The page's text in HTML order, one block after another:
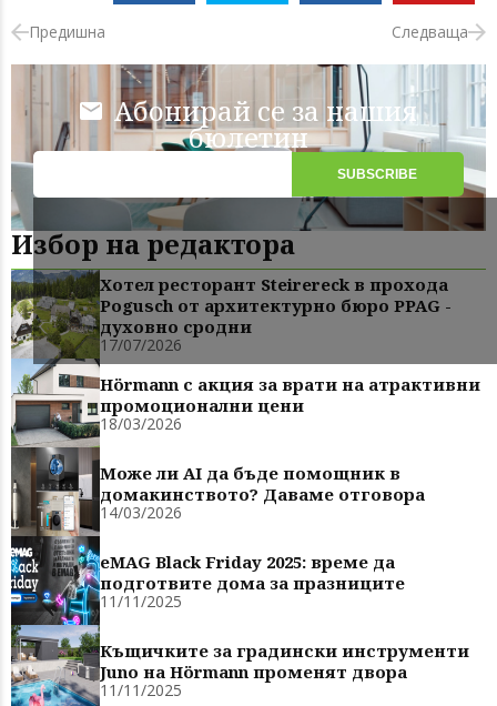
Предишна Следваща
Абонирай се за нашия
бюлетин
Избор на редактора
Хотел ресторант Steirereck в прохода
Pogusch от архитектурно бюро PPAG -
духовно сродни
17/07/2026
Hörmann с акция за врати на атрактивни
промоционални цени
18/03/2026
Може ли AI да бъде помощник в
домакинството? Даваме отговора
14/03/2026
eMAG Black Friday 2025: време да
подготвите дома за празниците
11/11/2025
Къщичките за градински инструменти
Juno на Hörmann променят двора
11/11/2025